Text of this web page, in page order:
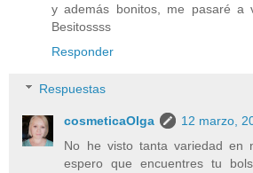
y además bonitos, me pasaré a
Besitossss
Responder
Respuestas
cosmeticaOlga
12 marzo,
No he visto tanta variedad en
espero que encuentres tu